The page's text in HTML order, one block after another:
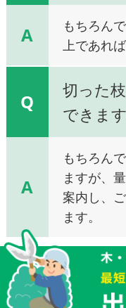
A
もちろん
上であれ
Q
切った
できま
A
もちろん
ますが、
案内し、
ます。